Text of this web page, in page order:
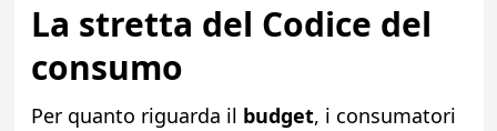
La stretta del Codice del
consumo
Per quanto riguarda il budget, i consumatori